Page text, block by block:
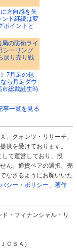
方向感を失
ンド継続は変
ポイントと
局の防衛ライ
シーリング
戻り売り戦
7月足の包
ら月足ダウ
市総裁誕生時
事一覧を見る
、クォンツ・リサーチ、
供を受けております。
て運営しており、投
ん。通貨ペアの選択、売
なさるようにお願いいた
バシー・ポリシー、著作
・フィナンシャル・リ
ＣＢＡ）